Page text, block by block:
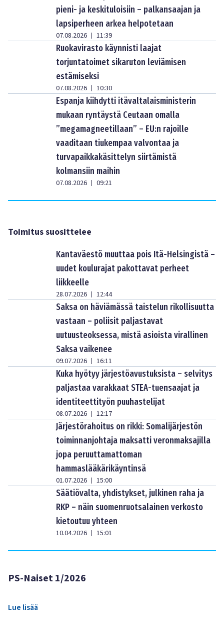
pieni- ja keskituloisiin – palkansaajan ja
lapsiperheen arkea helpotetaan
07.08.2026 | 11:39
Ruokavirasto käynnisti laajat
torjuntatoimet sikaruton leviämisen
estämiseksi
07.08.2026 | 10:30
Espanja kiihdytti itävaltalaisministerin
mukaan ryntäystä Ceutaan omalla
”megamagneetillaan” – EU:n rajoille
vaaditaan tiukempaa valvontaa ja
turvapaikkakäsittelyn siirtämistä
kolmansiin maihin
07.08.2026 | 09:21
Toimitus suosittelee
Kantaväestö muuttaa pois Itä-Helsingistä –
uudet koulurajat pakottavat perheet
liikkeelle
28.07.2026 | 12:44
Saksa on häviämässä taistelun rikollisuutta
vastaan – poliisit paljastavat
uutuusteoksessa, mistä asioista virallinen
Saksa vaikenee
09.07.2026 | 16:11
Kuka hyötyy järjestöavustuksista – selvitys
paljastaa varakkaat STEA-tuensaajat ja
identiteettityön puuhastelijat
08.07.2026 | 12:17
Järjestörahoitus on rikki: Somalijärjestön
toiminnanjohtaja maksatti veronmaksajilla
jopa peruuttamattoman
hammaslääkärikäyntinsä
01.07.2026 | 15:00
Säätiövalta, yhdistykset, julkinen raha ja
RKP – näin suomenruotsalainen verkosto
kietoutuu yhteen
10.04.2026 | 15:01
PS-Naiset 1/2026
Lue lisää